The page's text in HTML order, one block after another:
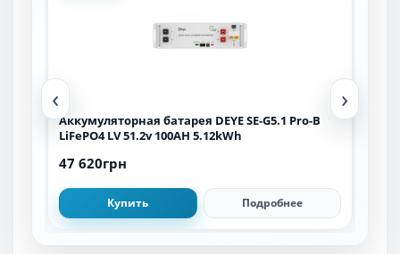
‹
Аккумуляторная батарея DEYE SE-G5.1 Pro-B
LiFePO4 LV 51.2v 100AH 5.12kWh
47 620грн
Купить Подробнее
›